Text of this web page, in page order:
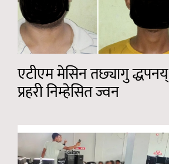
एटीएम मेसिन तछ्यागु द्धपनय्
प्रहरी निम्हेसित ज्वन